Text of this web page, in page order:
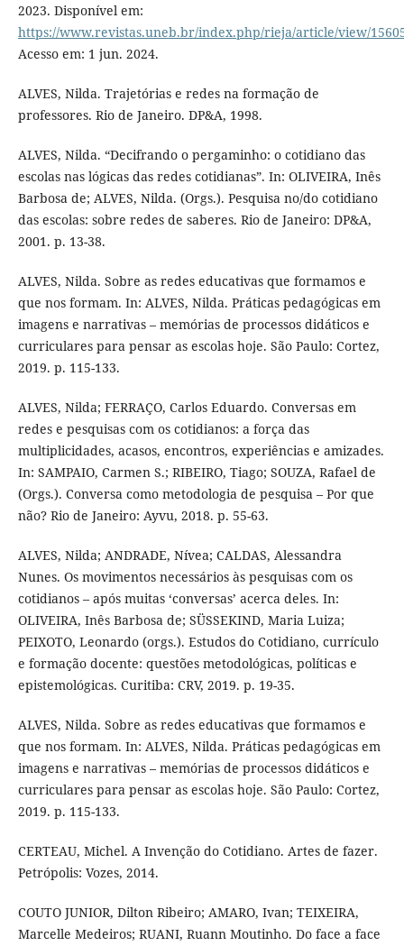
2023. Disponível em:
https://www.revistas.uneb.br/index.php/rieja/article/view/
Acesso em: 1 jun. 2024.
ALVES, Nilda. Trajetórias e redes na formação de
professores. Rio de Janeiro. DP&A, 1998.
ALVES, Nilda. “Decifrando o pergaminho: o cotidiano das
escolas nas lógicas das redes cotidianas”. In: OLIVEIRA, Inês
Barbosa de; ALVES, Nilda. (Orgs.). Pesquisa no/do cotidiano
das escolas: sobre redes de saberes. Rio de Janeiro: DP&A,
2001. p. 13-38.
ALVES, Nilda. Sobre as redes educativas que formamos e
que nos formam. In: ALVES, Nilda. Práticas pedagógicas em
imagens e narrativas – memórias de processos didáticos e
curriculares para pensar as escolas hoje. São Paulo: Cortez,
2019. p. 115-133.
ALVES, Nilda; FERRAÇO, Carlos Eduardo. Conversas em
redes e pesquisas com os cotidianos: a força das
multiplicidades, acasos, encontros, experiências e amizades.
In: SAMPAIO, Carmen S.; RIBEIRO, Tiago; SOUZA, Rafael de
(Orgs.). Conversa como metodologia de pesquisa – Por que
não? Rio de Janeiro: Ayvu, 2018. p. 55-63.
ALVES, Nilda; ANDRADE, Nívea; CALDAS, Alessandra
Nunes. Os movimentos necessários às pesquisas com os
cotidianos – após muitas ‘conversas’ acerca deles. In:
OLIVEIRA, Inês Barbosa de; SÜSSEKIND, Maria Luiza;
PEIXOTO, Leonardo (orgs.). Estudos do Cotidiano, currículo
e formação docente: questões metodológicas, políticas e
epistemológicas. Curitiba: CRV, 2019. p. 19-35.
ALVES, Nilda. Sobre as redes educativas que formamos e
que nos formam. In: ALVES, Nilda. Práticas pedagógicas em
imagens e narrativas – memórias de processos didáticos e
curriculares para pensar as escolas hoje. São Paulo: Cortez,
2019. p. 115-133.
CERTEAU, Michel. A Invenção do Cotidiano. Artes de fazer.
Petrópolis: Vozes, 2014.
COUTO JUNIOR, Dilton Ribeiro; AMARO, Ivan; TEIXEIRA,
Marcelle Medeiros; RUANI, Ruann Moutinho. Do face a face